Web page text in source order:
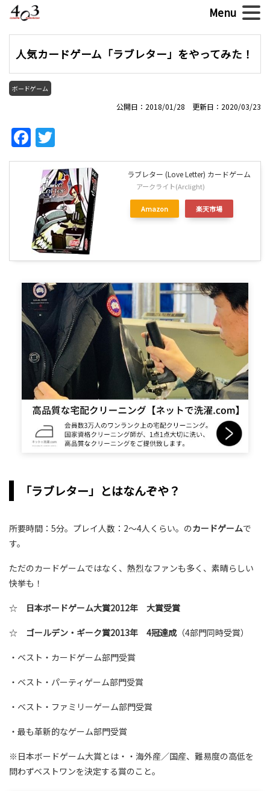
人気カードゲーム「ラブレター」をやってみた！
ボードゲーム
公開日：2018/01/28 更新日：2020/03/23
Facebook
ラブレター (Love Letter) カードゲーム
アークライト(Arclight)
Amazon 楽天市場
「ラブレター」とはなんぞや？
所要時間：5分。プレイ人数：2〜4人くらい。のカードゲームで
す。
ただのカードゲームではなく、熱烈なファンも多く、素晴らしい
快挙も！
☆ 日本ボードゲーム大賞2012年 大賞受賞
☆ ゴールデン・ギーク賞2013年 4冠達成（4部門同時受賞）
・ベスト・カードゲーム部門受賞
・ベスト・パーティゲーム部門受賞
・ベスト・ファミリーゲーム部門受賞
・最も革新的なゲーム部門受賞
※日本ボードゲーム大賞とは・・海外産／国産、難易度の高低を
問わずベストワンを決定する賞のこと。